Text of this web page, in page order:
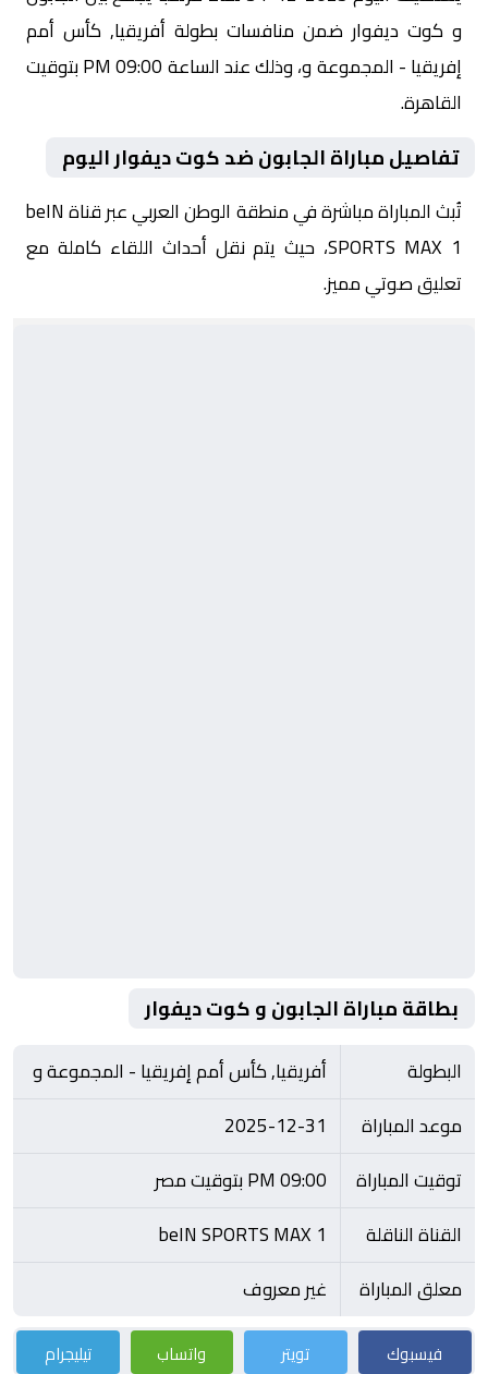
و كوت ديفوار ضمن منافسات بطولة أفريقيا, كأس أمم
إفريقيا - المجموعة و، وذلك عند الساعة 09:00 PM بتوقيت
القاهرة.
تفاصيل مباراة الجابون ضد كوت ديفوار اليوم
تُبث المباراة مباشرة في منطقة الوطن العربي عبر قناة beIN
SPORTS MAX 1، حيث يتم نقل أحداث اللقاء كاملة مع
تعليق صوتي مميز.
بطاقة مباراة الجابون و كوت ديفوار
البطولة
أفريقيا, كأس أمم إفريقيا - المجموعة و
موعد المباراة
2025-12-31
توقيت المباراة
09:00 PM بتوقيت مصر
القناة الناقلة
beIN SPORTS MAX 1
معلق المباراة
غير معروف
فيسبوك تويتر واتساب تيليجرام